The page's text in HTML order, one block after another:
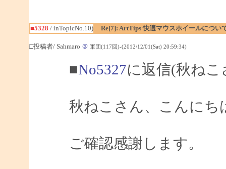
■5328 / inTopicNo.10) Re[7]: ArtTips 快適マウスホイールについ
□投稿者/ Sahmaro ＠ 軍団(117回)-(2012/12/01(Sat) 20:59:34)
■No5327に返信(秋ね
秋ねこさん、こんにち
ご確認感謝します。